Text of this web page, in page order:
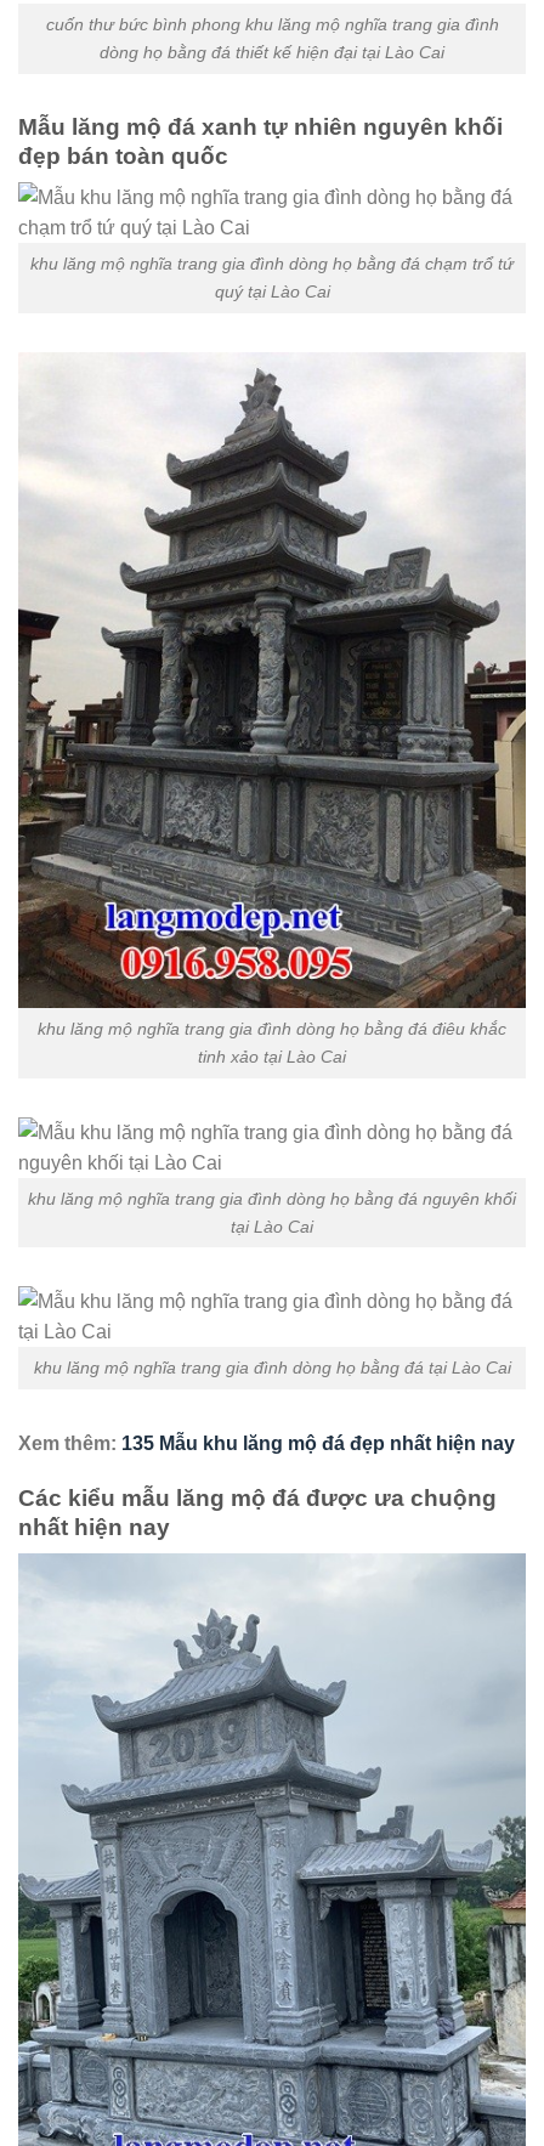
cuốn thư bức bình phong khu lăng mộ nghĩa trang gia đình
dòng họ bằng đá thiết kế hiện đại tại Lào Cai
Mẫu lăng mộ đá xanh tự nhiên nguyên khối
đẹp bán toàn quốc
khu lăng mộ nghĩa trang gia đình dòng họ bằng đá chạm trổ tứ
quý tại Lào Cai
khu lăng mộ nghĩa trang gia đình dòng họ bằng đá điêu khắc
tinh xảo tại Lào Cai
khu lăng mộ nghĩa trang gia đình dòng họ bằng đá nguyên khối
tại Lào Cai
khu lăng mộ nghĩa trang gia đình dòng họ bằng đá tại Lào Cai
Xem thêm: 135 Mẫu khu lăng mộ đá đẹp nhất hiện nay
Các kiểu mẫu lăng mộ đá được ưa chuộng
nhất hiện nay